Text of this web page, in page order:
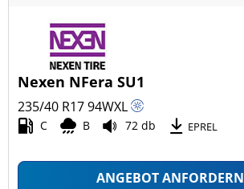
Nexen NFera SU1
235/40 R1794WXL
C B 72 db EPREL
ANGEBOT ANFORDERN